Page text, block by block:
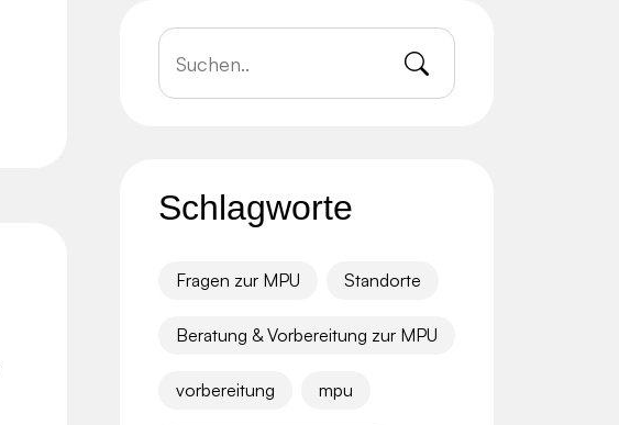
Schlagworte
Fragen zur MPU Standorte
Beratung & Vorbereitung zur MPU
vorbereitung mpu